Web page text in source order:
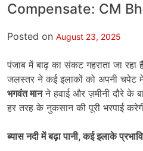
Compensate: CM
Posted on August 23, 2025
पंजाब में बाढ़ का संकट गहराता जा रहा
जलस्तर ने कई इलाकों को अपनी चपेट
भगवंत मानने हवाई और ज़मीनी दौरे के
हर तरह के नुकसान की पूरी भरपाई
ब्यास नदी में बढ़ा पानी, कई इलाके